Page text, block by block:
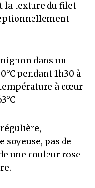
la texture du filet
dans un
pendant 1h30 à
température à cœur
soyeuse, pas de
une couleur rose